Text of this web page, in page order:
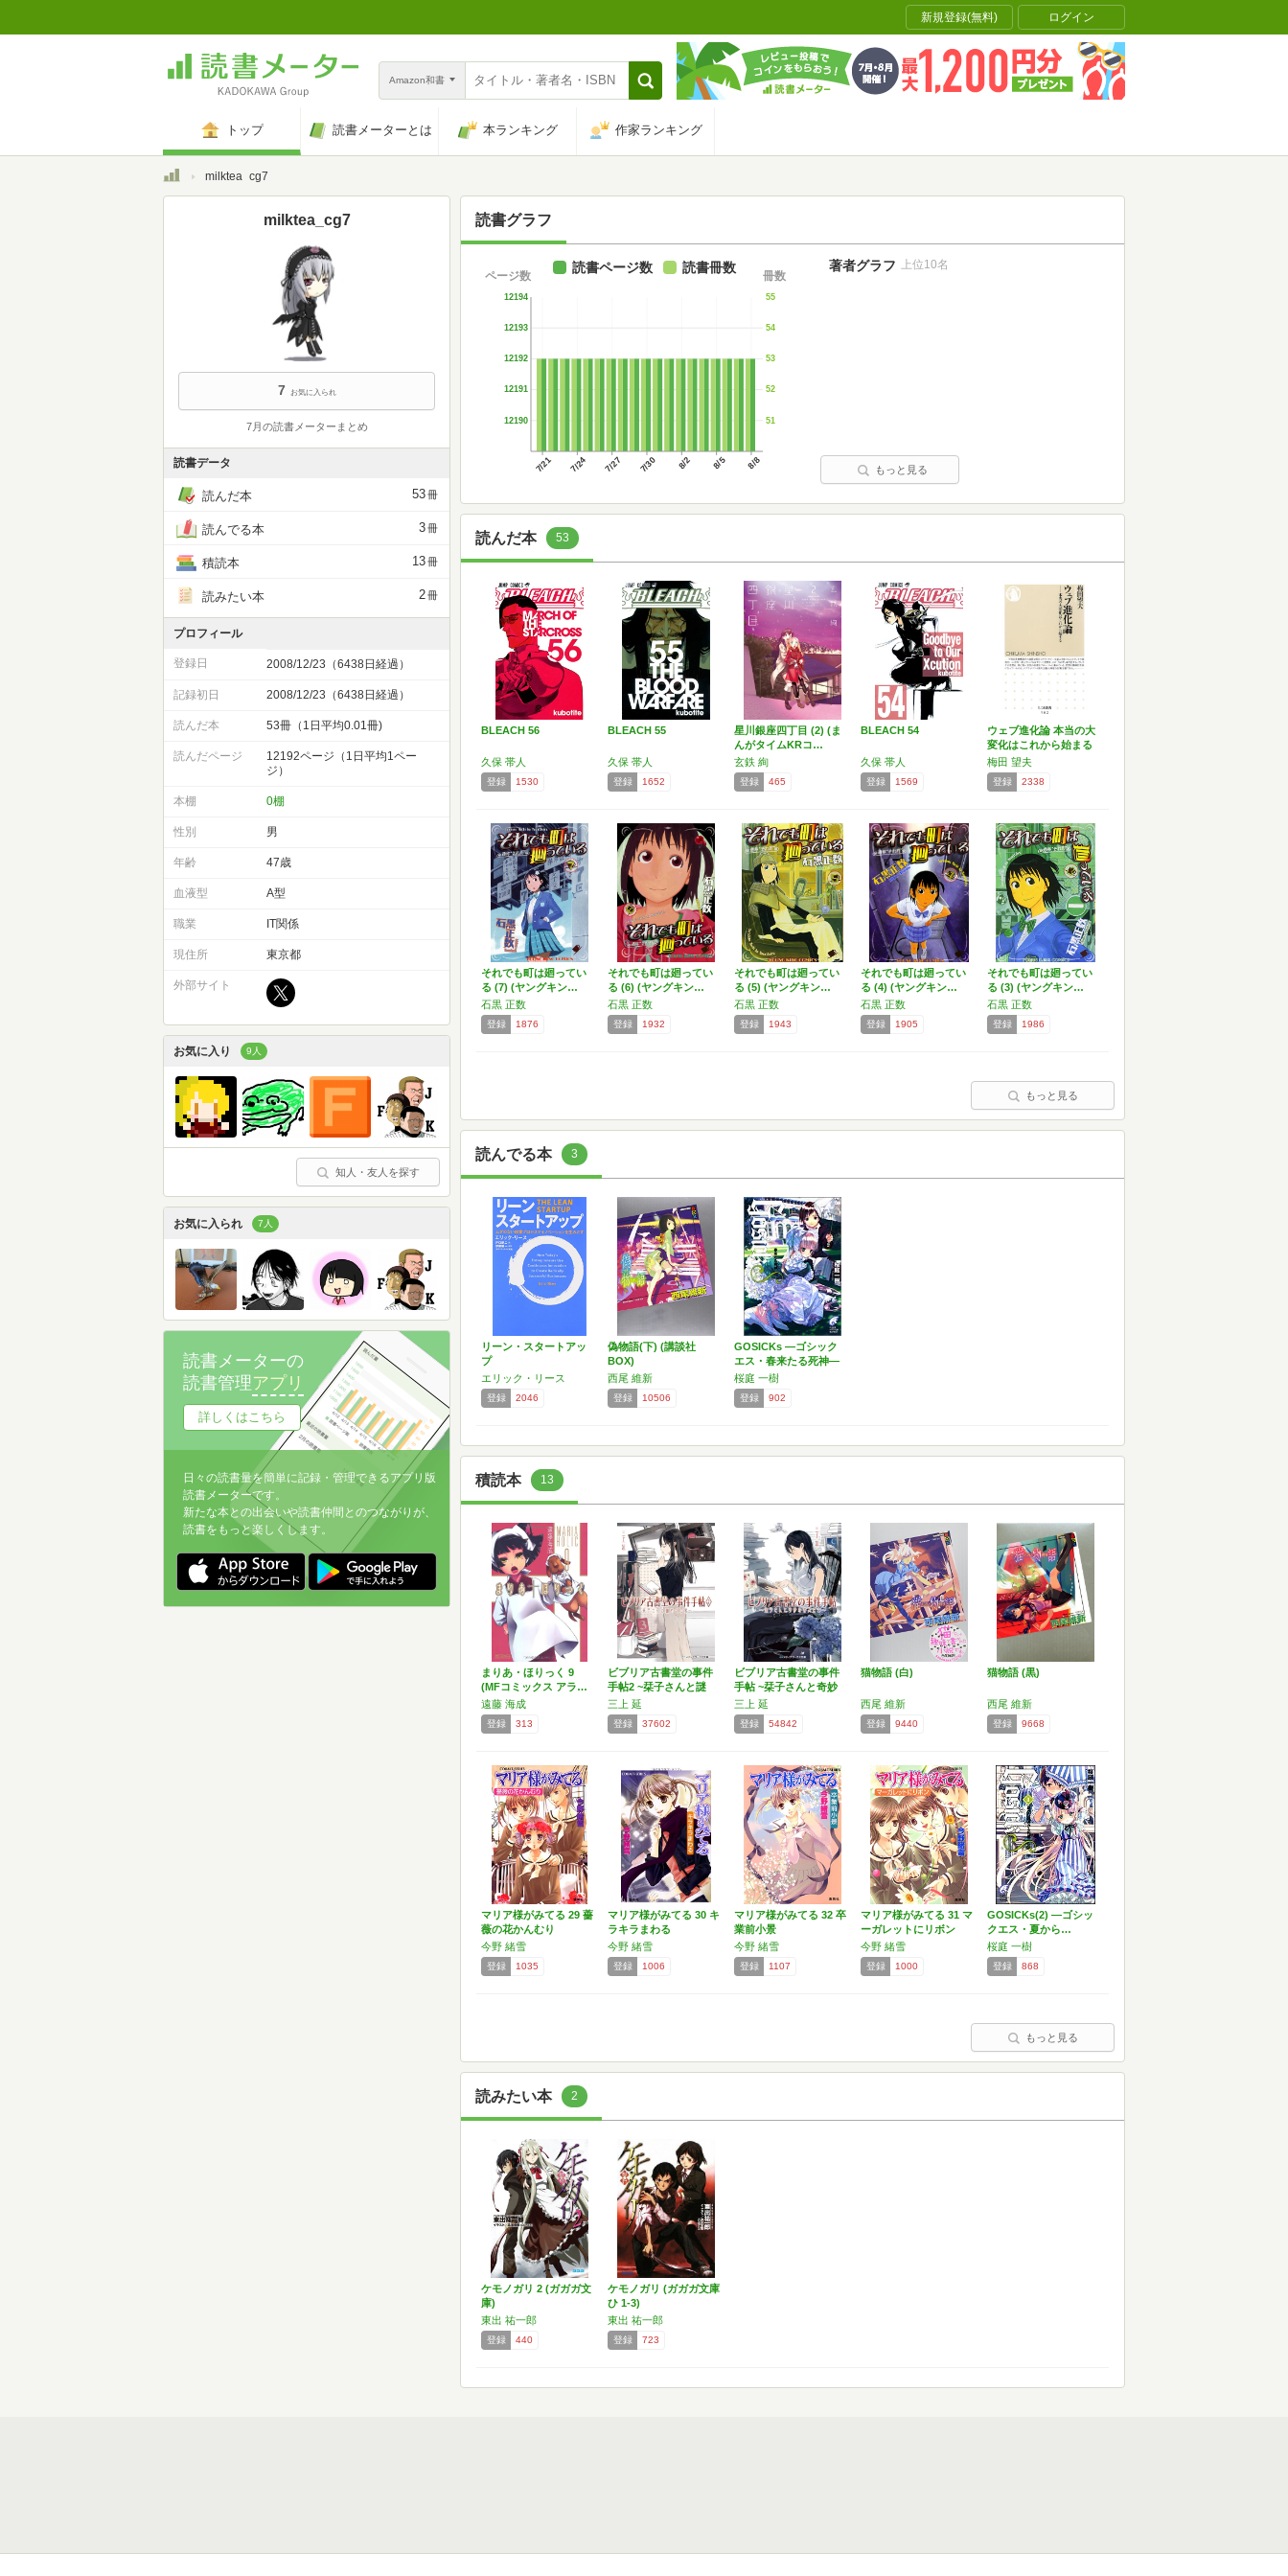
新規登録(無料) ログイン
Amazon和書
トップ 読書メーターとは 本ランキング 作家ランキング
トップmilktea_cg7
読書グラフ
7/21 7/24 7/27 7/30 8/2 8/5 8/8
12190
12191
12192
12193
12194
ページ数
51
52
53
54
55
冊数
読書ページ数 読書冊数 著者グラフ 上位10名
もっと見る
読んだ本 53
BLEACH 56
久保 帯人
登録 1530
BLEACH 55
久保 帯人
登録 1652
星川銀座四丁目 (2) (ま
んがタイムKRコ…
玄鉄 絢
登録 465
BLEACH 54
久保 帯人
登録 1569
ウェブ進化論 本当の大
変化はこれから始まる
梅田 望夫
登録 2338
それでも町は廻ってい
る (7) (ヤングキン…
石黒 正数
登録 1876
それでも町は廻ってい
る (6) (ヤングキン…
石黒 正数
登録 1932
それでも町は廻ってい
る (5) (ヤングキン…
石黒 正数
登録 1943
それでも町は廻ってい
る (4) (ヤングキン…
石黒 正数
登録 1905
それでも町は廻ってい
る (3) (ヤングキン…
石黒 正数
登録 1986
もっと見る
読んでる本 3
リーン・スタートアッ
プ
エリック・リース
登録 2046
偽物語(下) (講談社
BOX)
西尾 維新
登録 10506
GOSICKs ―ゴシック
エス・春来たる死神―
桜庭 一樹
登録 902
積読本 13
まりあ・ほりっく 9
(MFコミックス アラ…
遠藤 海成
登録 313
ビブリア古書堂の事件
手帖2 ~栞子さんと謎
め…
三上 延
登録 37602
ビブリア古書堂の事件
手帖 ~栞子さんと奇妙
な…
三上 延
登録 54842
猫物語 (白)
西尾 維新
登録 9440
猫物語 (黒)
西尾 維新
登録 9668
マリア様がみてる 29 薔
薇の花かんむり
今野 緒雪
登録 1035
マリア様がみてる 30 キ
ラキラまわる
今野 緒雪
登録 1006
マリア様がみてる 32 卒
業前小景
今野 緒雪
登録 1107
マリア様がみてる 31 マ
ーガレットにリボン
今野 緒雪
登録 1000
GOSICKs(2) ―ゴシッ
クエス・夏から…
桜庭 一樹
登録 868
もっと見る
読みたい本 2
ケモノガリ 2 (ガガガ文
庫)
東出 祐一郎
登録 440
ケモノガリ (ガガガ文庫
ひ 1-3)
東出 祐一郎
登録 723
milktea_cg7
7 お気に入られ
7月の読書メーターまとめ
読書データ
読んだ本 53冊
読んでる本 3冊
積読本 13冊
読みたい本 2冊
プロフィール
登録日 2008/12/23（6438日経過）
記録初日 2008/12/23（6438日経過）
読んだ本 53冊（1日平均0.01冊)
読んだページ
12192ページ（1日平均1ペー
ジ）
本棚 0棚
性別 男
年齢 47歳
血液型 A型
職業 IT関係
現住所 東京都
外部サイト
お気に入り 9人
知人・友人を探す
お気に入られ 7人
読書メーターの
読書管理アプリ
詳しくはこちら
日々の読書量を簡単に記録・管理できるアプリ版
読書メーターです。
新たな本との出会いや読書仲間とのつながりが、
読書をもっと楽しくします。